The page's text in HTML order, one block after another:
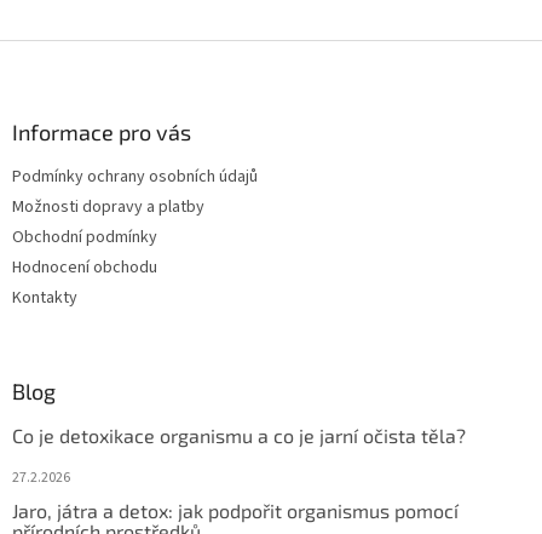
Informace pro vás
Podmínky ochrany osobních údajů
Možnosti dopravy a platby
Obchodní podmínky
Hodnocení obchodu
Kontakty
Blog
Co je detoxikace organismu a co je jarní očista těla?
27.2.2026
Jaro, játra a detox: jak podpořit organismus pomocí